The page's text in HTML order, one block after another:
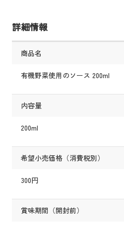
詳細情報
商品名
有機野菜使用のソース 200ml
内容量
200ml
希望小売価格（消費税別）
300円
賞味期間（開封前）